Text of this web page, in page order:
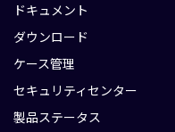
ドキュメント
ダウンロード
ケース管理
セキュリティセンター
製品ステータス